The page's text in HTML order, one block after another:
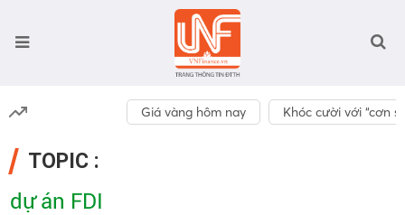
Giá vàng hôm nay Khóc cười với “cơn
TOPIC :
dự án FDI